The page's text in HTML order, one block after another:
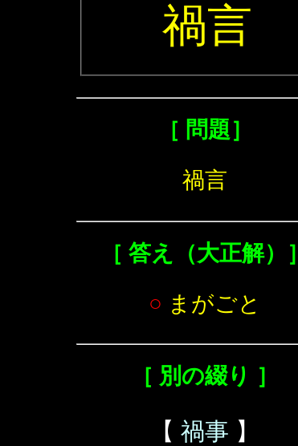
禍言
［ 問題］
禍言
［ 答え（大正解）］
○ まがごと
［ 別の綴り ］
【 禍事 】